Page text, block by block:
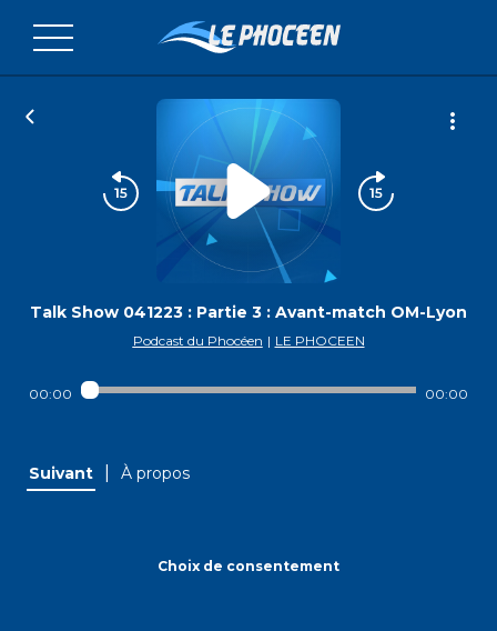
Talk Show 041223 : Partie 3 : Avant-match OM-Lyon
Podcast du Phocéen | LE PHOCEEN
00:00 00:00
Suivant À propos
Choix de consentement